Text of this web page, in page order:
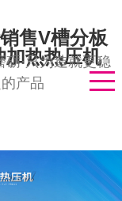
售V槽分板
加热热压机
砺·只为造就更稳
产品